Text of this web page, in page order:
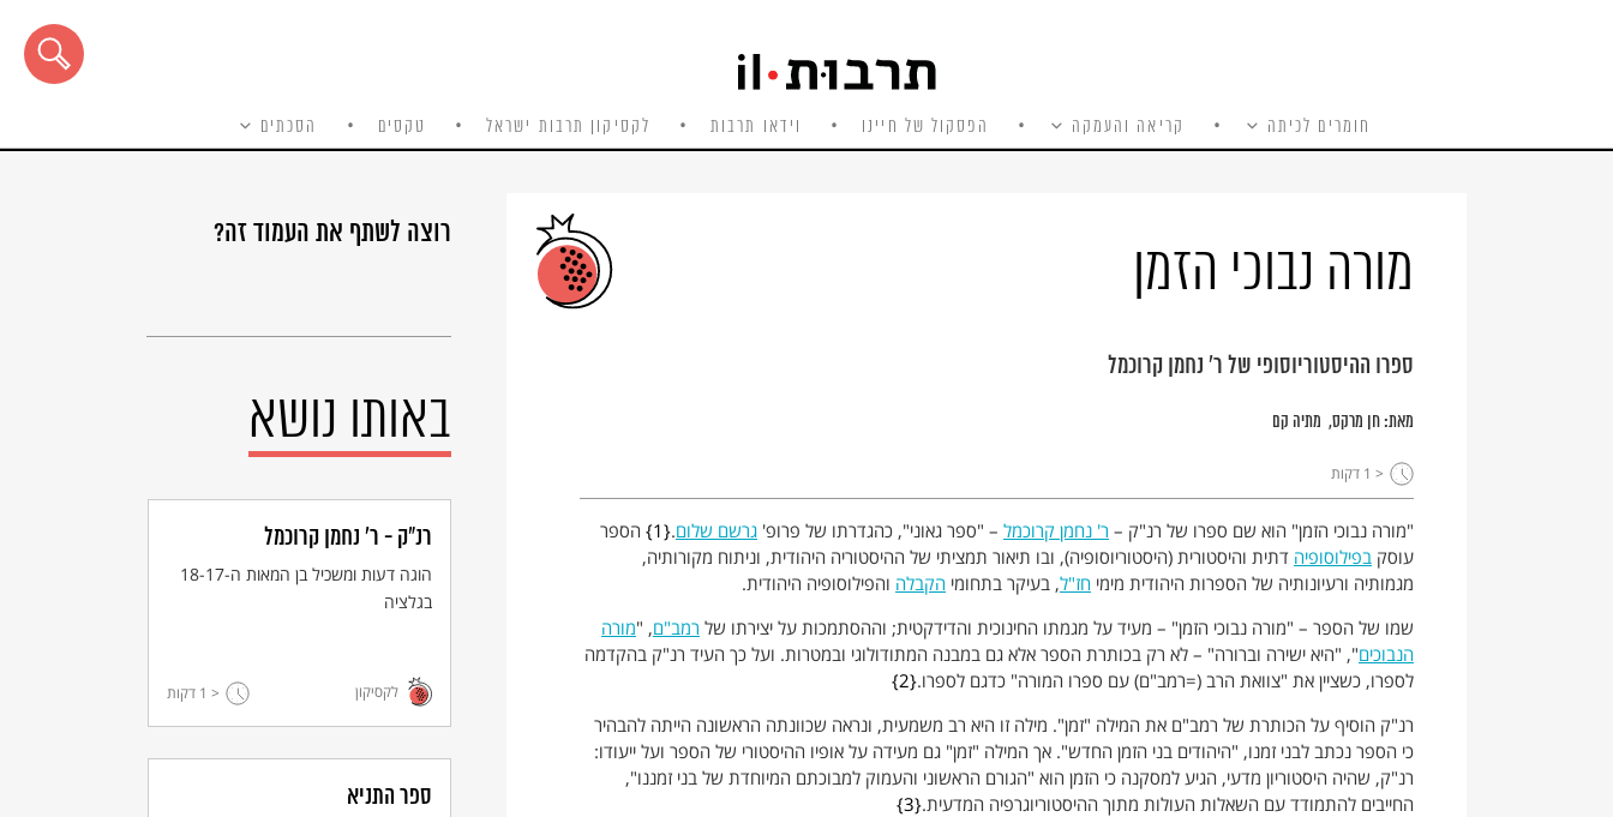
חומרים לכיתה קריאה והעמקה הפסקול של חיינו וידאו תרבות לקסיקון תרבות ישראל טקסים הסכתים
מורה נבוכי הזמן
ספרו ההיסטוריוסופי של ר' נחמן קרוכמל
מאת:חן מרקס מתיה קם
< 1 דקות
"מורה נבוכי הזמן" הוא שם ספרו של רנ"ק – ר' נחמן קרוכמל – "ספר גאוני", כהגדרתו של פרופ' גרשם שלום.
1 הספר
עוסק בפילוסופיה דתית והיסטורית (היסטוריוסופיה), ובו תיאור תמציתי של ההיסטוריה היהודית, וניתוח מקורותיה,
מגמותיה ורעיונותיה של הספרות היהודית מימי חז"ל, בעיקר בתחומי הקבלה והפילוסופיה היהודית.
שמו של הספר – "מורה נבוכי הזמן" – מעיד על מגמתו החינוכית והדידקטית; וההסתמכות על יצירתו של רמב"ם, "מורה
הנבוכים", "היא ישירה וברורה" – לא רק בכותרת הספר אלא גם במבנה המתודולוגי ובמטרות. ועל כך העיד רנ"ק בהקדמה
לספרו, כשציין את "צוואת הרב (=רמב"ם) עם ספרו המורה" כדגם לספרו. 2
רנ"ק הוסיף על הכותרת של רמב"ם את המילה "זמן". מילה זו היא רב משמעית, ונראה שכוונתה הראשונה הייתה להבהיר
כי הספר נכתב לבני זמנו, "היהודים בני הזמן החדש". אך המילה "זמן" גם מעידה על אופיו ההיסטורי של הספר ועל ייעודו:
רנ"ק, שהיה היסטוריון מדעי, הגיע למסקנה כי הזמן הוא "הגורם הראשוני והעמוק למבוכתם המיוחדת של בני זמננו",
החייבים להתמודד עם השאלות העולות מתוך ההיסטוריוגרפיה המדעית. 3
רוצה לשתף את העמוד זה?
באותו נושא
רנ"ק - ר' נחמן קרוכמל
הוגה דעות ומשכיל בן המאות ה-18-17
בגלציה
לקסיקון < 1 דקות
ספר התניא